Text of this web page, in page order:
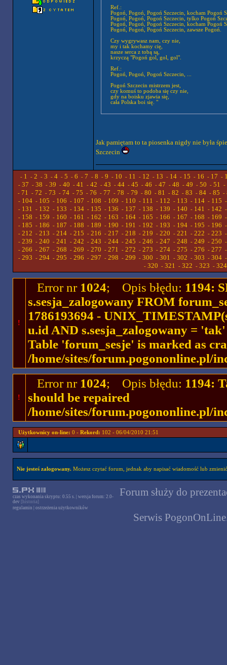
Ref.:
Pogoń, Pogoń, Pogoń Szczecin, kocham Pogoń
Pogoń, Pogoń, Pogoń Szczecin, tylko Pogoń
Pogoń, Pogoń, Pogoń Szczecin, kocham Pogoń
Pogoń, Pogoń, Pogoń Szczecin, zawsze Pogoń.
Czy wygrywasz nam, czy nie,
my i tak kochamy cię,
nasze serca z tobą są,
krzyczą "Pogoń gol, gol, gol".
Ref.:
Pogoń, Pogoń, Pogoń Szczecin, ...
Pogoń Szczecin mistrzem jest,
czy komuś to podoba się czy nie,
gdy na boisku zjawia się,
cała Polska boi się. "
Jak pamiętam to ta piosenka nigdy nie była
Szczecin
- 1 - 2 - 3 - 4 - 5 - 6 - 7 - 8 - 9 - 10 - 11 - 12 - 13 - 14 - 15 - 16 - 17 -
- 37 - 38 - 39 - 40 - 41 - 42 - 43 - 44- 45 - 46 - 47 - 48 - 49 - 50 - 51 -
- 71 - 72 - 73 - 74 - 75 - 76 - 77 - 78 - 79 - 80 - 81 - 82 - 83 - 84 - 85 -
- 104- 105 - 106 - 107 - 108 - 109 - 110 - 111 - 112 - 113 - 114- 115
- 131 - 132 - 133 - 134- 135 - 136 - 137 - 138 - 139 - 140 - 141 - 142
- 158 - 159 - 160 - 161 - 162 - 163 - 164- 165 - 166 - 167 - 168 - 169
- 185 - 186 - 187 - 188 - 189 - 190 - 191 - 192 - 193 - 194- 195 - 196
- 212 - 213 - 214- 215 - 216 - 217 - 218 - 219 - 220 - 221 - 222 - 223
- 239 - 240 - 241 - 242 - 243 - 244- 245 - 246 - 247 - 248 - 249 - 250
- 266 - 267 - 268 - 269 - 270 - 271 - 272 - 273 - 274- 275 - 276 - 277
- 293 - 294- 295 - 296 - 297 - 298 - 299 - 300 - 301 - 302 - 303 - 304
- 320 - 321 - 322 - 323 - 324
!
Error nr 1024; Opis błędu: 1194:
s.sesja_zalogowany FROM
1786193694 -
u.id AND s.sesja_zalogowany =
Table 'forum_sesje' is marked as
/home/sites/forum.pogononline.pl/
!
Error nr 1024; Opis błędu: 1194:
should be repaired
/home/sites/forum.pogononline.pl/
Użytkownicy on-line: 0 - Rekord: 102 - 06/04/2010 21:51
Nie jesteś zalogowany.Możesz czytać forum, jednak aby napisać wiadomość lub
czas wykonania skryptu: 0.55 s. | wersja forum: 2.0-
dev [historia]
regulamin
ostrzeżenia użytkowników
Forum służy do
Serwis